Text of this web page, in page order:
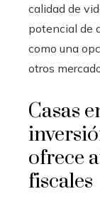
calidad de
potencial de
como una
otros
Casas
ofrece
fiscales